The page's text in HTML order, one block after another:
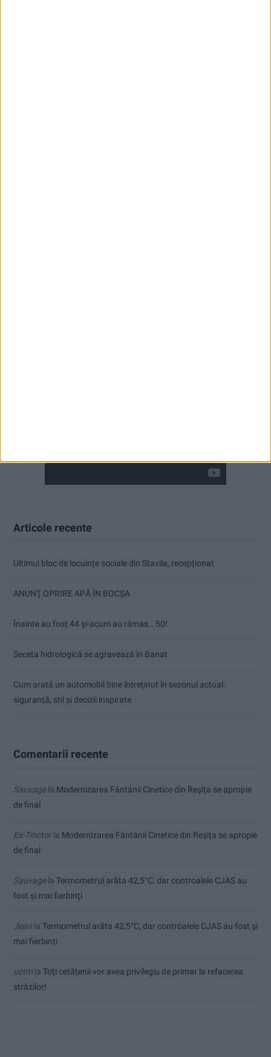
Articole recente
Ultimul bloc de locuințe sociale din Stavila, recepționat
ANUNŢ OPRIRE APĂ ÎN BOCȘA
Înainte au fost 44 și-acum au rămas… 50!
Seceta hidrologică se agravează în Banat
Cum arată un automobil bine întreținut în sezonul actual:
siguranță, stil și decizii inspirate
Comentarii recente
Sauvagela Modernizarea Fântânii Cinetice din Reșița se apropie
de final
Ex-Tinctorla Modernizarea Fântânii Cinetice din Reșița se apropie
de final
Sauvagela Termometrul arăta 42,5°C, dar controalele CJAS au
fost și mai fierbinți
Jean la Termometrul arăta 42,5°C, dar controalele CJAS au fost și
mai fierbinți
uctmla Toți cetățenii vor avea privilegiu de primar la refacerea
străzilor!